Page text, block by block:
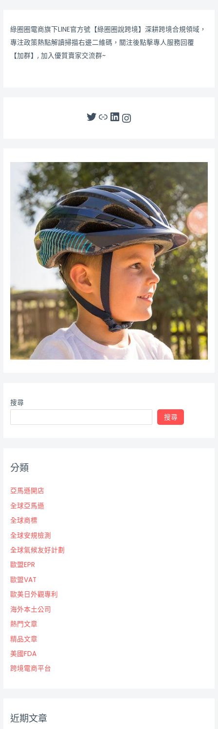
綠圈圈電商旗下LINE官方號【綠圈圈說跨境】深耕跨境合規領域，
專注政策熱點解讀掃描右邊二維碼，關注後點擊專人服務回覆
【加群】, 加入優質賣家交流群~
搜尋
搜尋
分類
亞馬遜開店
全球亞馬遜
全球商標
全球安規檢測
全球氣候友好計劃
歐盟EPR
歐盟VAT
歐美日外觀專利
海外本土公司
熱門文章
精品文章
美國FDA
跨境電商平台
近期文章